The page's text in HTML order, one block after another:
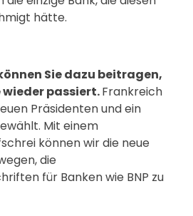
hätte.
Sie dazu beitragen,
wieder passiert.Frankreich
Präsidenten und ein
Mit einem
können wir die neue
die
für Banken wie BNP zu